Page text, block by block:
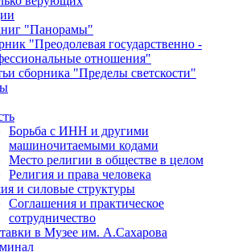
"Панорамы"
"Преодолевая государственно -
отношения"
сборника "Пределы светскости"
Борьба с ИНН и другими
машиночитаемыми кодами
Место религии в обществе в целом
Религия и права человека
и силовые структуры
Соглашения и практическое
сотрудничество
в Музее им. А.Сахарова